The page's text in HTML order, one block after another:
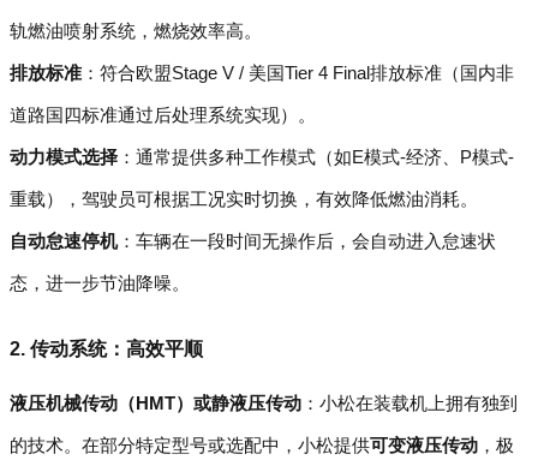
轨燃油喷射系统，燃烧效率高。
排放标准 ：符合欧盟Stage V / 美国Tier 4 Final排放标准（国内非
道路国四标准通过后处理系统实现）。
动力模式选择 ：通常提供多种工作模式（如E模式-经济、P模式-
重载），驾驶员可根据工况实时切换，有效降低燃油消耗。
自动怠速停机：车辆在一段时间无操作后，会自动进入怠速状
态，进一步节油降噪。
2. 传动系统：高效平顺
液压机械传动（HMT）或静液压传动 ：小松在装载机上拥有独到
的技术。在部分特定型号或选配中，小松提供可变液压传动 ，极